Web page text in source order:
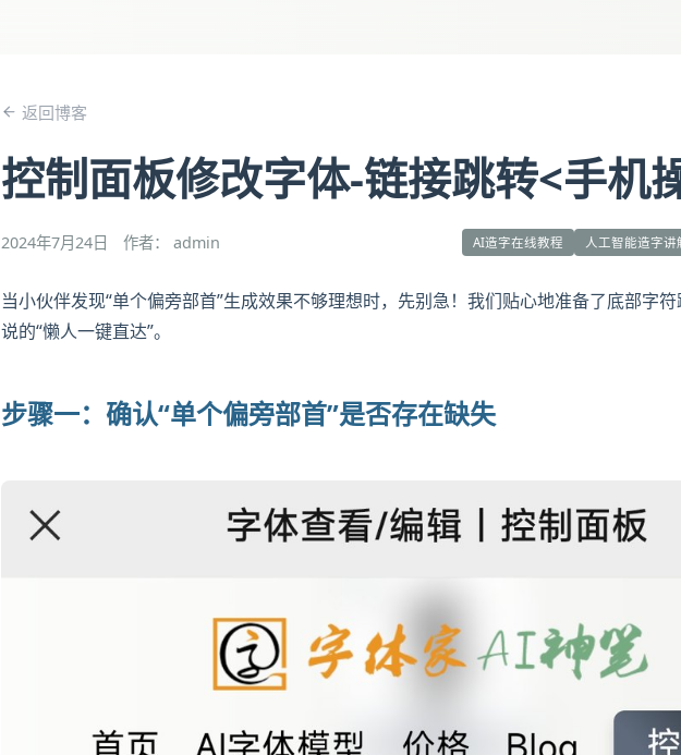
返回博客
控制面板修改字体-链接跳转<手机
2024年7月24日 作者： admin AI造字在线教程 人工智能造字讲
当小伙伴发现“单个偏旁部首”生成效果不够理想时，先别急！我们贴心地准备了底部字
说的“懒人一键直达”。
步骤一：确认“单个偏旁部首”是否存在缺失